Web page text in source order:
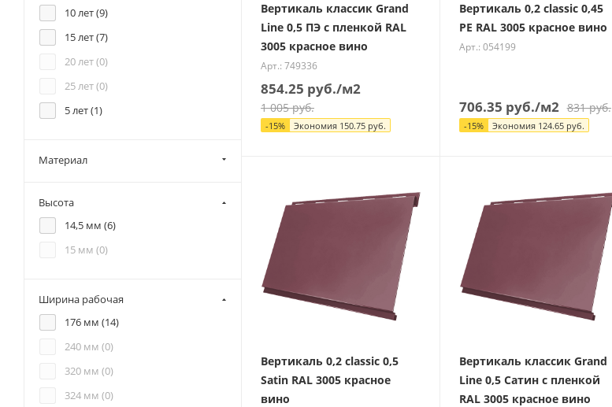
Вертикаль классик Grand
Line 0,5 ПЭ с пленкой RAL
3005 красное вино
Арт.: 749336
854.25 руб./м2
1 005руб.
-15% Экономия 150.75 руб.
Вертикаль 0,2 classic 0,45
PE RAL 3005 красное вино
Арт.: 054199
706.35 руб./м2 831руб.
-15% Экономия 124.65руб.
Вертикаль 0,2 classic 0,5
Satin RAL 3005 красное
вино
Вертикаль классик Grand
Line 0,5 Сатин с пленкой
RAL 3005 красное вино
10 лет (9)
15 лет (7)
20 лет (0)
25 лет (0)
5 лет (1)
Материал
Высота
14,5 мм (6)
15 мм (0)
Ширина рабочая
176 мм (14)
240 мм (0)
320 мм (0)
324 мм (0)